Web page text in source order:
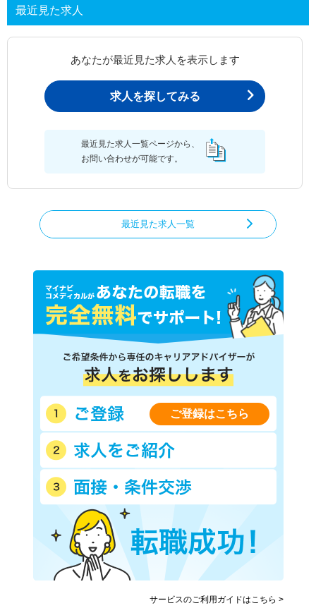
最近見た求人
あなたが最近見た求人を表示します
求人を探してみる
最近見た求人一覧ページから、
お問い合わせが可能です。
最近見た求人一覧
ご登録はこちら
サービスのご利用ガイドはこちら >